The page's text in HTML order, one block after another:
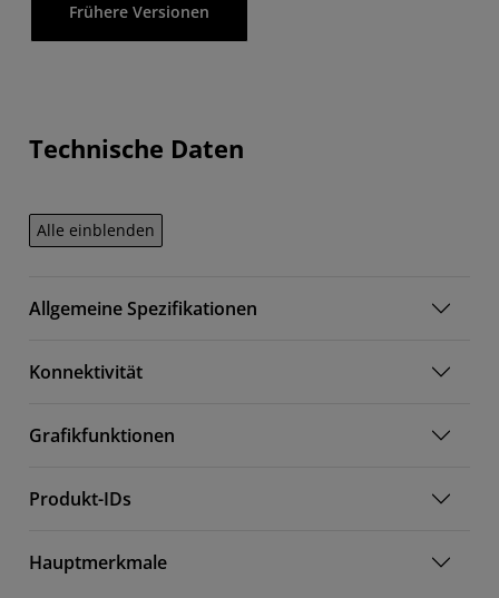
Frühere Versionen
Technische Daten
Alle einblenden
Allgemeine Spezifikationen
Konnektivität
Grafikfunktionen
Produkt-IDs
Hauptmerkmale